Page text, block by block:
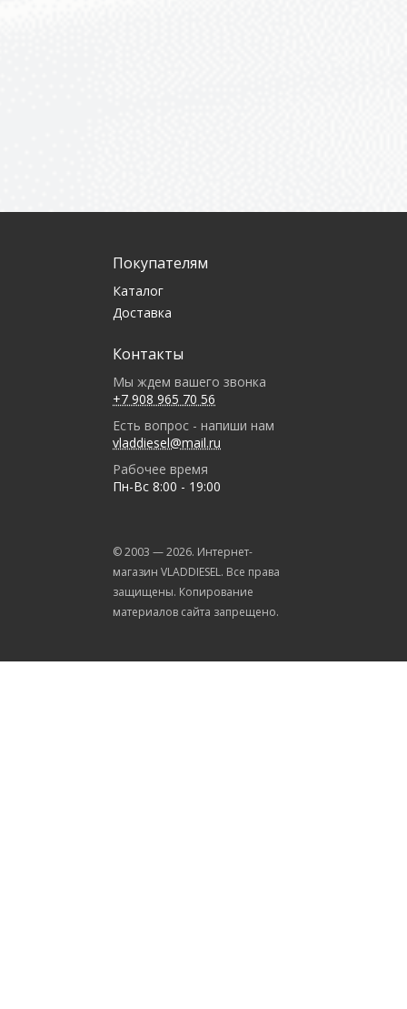
Покупателям
Каталог
Доставка
Контакты
Мы ждем вашего звонка
+7 908 965 70 56
Есть вопрос - напиши нам
vladdiesel@mail.ru
Рабочее время
Пн-Вс 8:00 - 19:00
© 2003 —2026. Интернет-
магазин VLADDIESEL. Все права
защищены. Копирование
материалов сайта запрещено.